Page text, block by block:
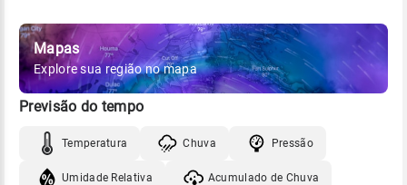
Mapas
Explore sua região no mapa
Previsão do tempo
Temperatura Chuva Pressão
Umidade Relativa Acumulado de Chuva